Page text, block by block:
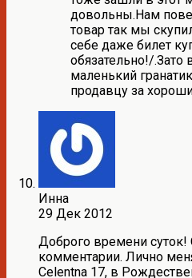
довольны.Нам
товар так мы
себе даже билет
обязательно!/
маленький
продавцу за
Инна
29 Дек 2012
Доброго времени суток!
комментарии. Лично
Celentna 17, в